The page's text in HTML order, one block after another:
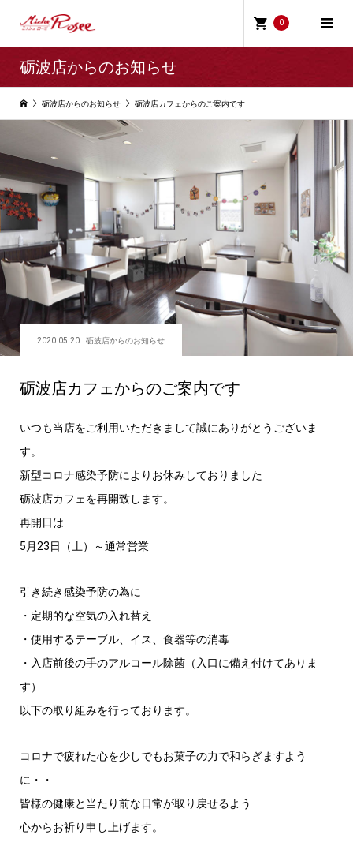
0
砺波店からのお知らせ
砺波店からのお知らせ 砺波店カフェからのご案内です
2020.05.20 砺波店からのお知らせ
砺波店カフェからのご案内です
いつも当店をご利用いただきまして誠にありがとうございま
す。
新型コロナ感染予防によりお休みしておりました
砺波店カフェを再開致します。
再開日は
5月23日（土）～通常営業
引き続き感染予防の為に
・定期的な空気の入れ替え
・使用するテーブル、イス、食器等の消毒
・入店前後の手のアルコール除菌（入口に備え付けてありま
す）
以下の取り組みを行っております。
コロナで疲れた心を少しでもお菓子の力で和らぎますよう
に・・
皆様の健康と当たり前な日常が取り戻せるよう
心からお祈り申し上げます。